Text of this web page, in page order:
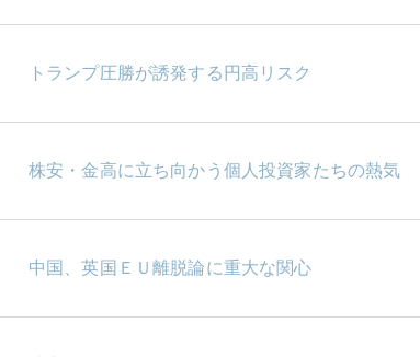
トランプ圧勝が誘発する円高リスク
株安・金高に立ち向かう個人投資家たちの熱気
中国、英国ＥＵ離脱論に重大な関心